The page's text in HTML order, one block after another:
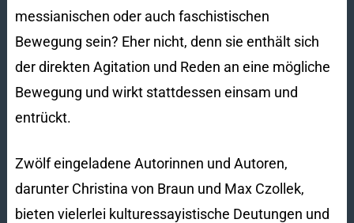
messianischen oder auch faschistischen
Bewegung sein? Eher nicht, denn sie enthält sich
der direkten Agitation und Reden an eine mögliche
Bewegung und wirkt stattdessen einsam und
entrückt.
Zwölf eingeladene Autorinnen und Autoren,
darunter Christina von Braun und Max Czollek,
bieten vielerlei kulturessayistische Deutungen und